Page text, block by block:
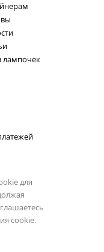
лампочек
для
cookie.